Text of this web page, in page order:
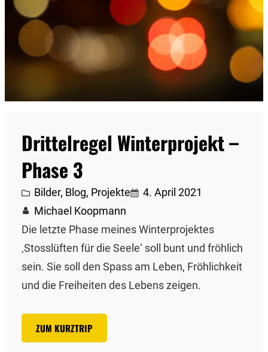
Drittelregel Winterprojekt –
Phase 3
Bilder, Blog, Projekte
4. April 2021
Michael Koopmann
Die letzte Phase meines Winterprojektes
‚Stosslüften für die Seele‘ soll bunt und fröhlich
sein. Sie soll den Spass am Leben, Fröhlichkeit
und die Freiheiten des Lebens zeigen.
ZUM KURZTRIP